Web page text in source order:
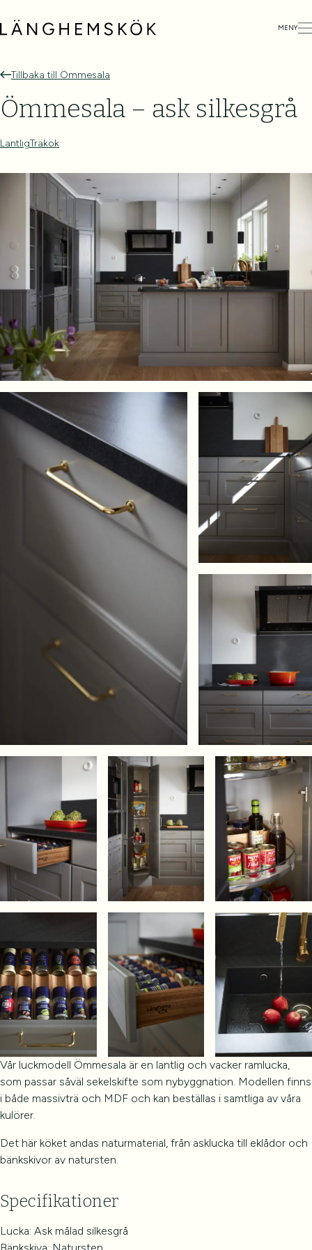
MENY
Tillbaka till Ömmesala
Ömmesala – ask silkesgrå
LantligTräkök
Vår luckmodell Ömmesala är en lantlig och vacker ramlucka,
som passar såväl sekelskifte som nybyggnation. Modellen finns
i både massivträ och MDF och kan beställas i samtliga av våra
kulörer.
Det här köket andas naturmaterial, från asklucka till eklådor och
bänkskivor av natursten.
Specifikationer
Lucka: Ask målad silkesgrå